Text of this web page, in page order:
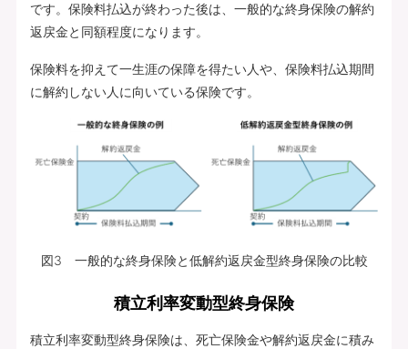
です。保険料払込が終わった後は、一般的な終身保険の解約
返戻金と同額程度になります。
保険料を抑えて一生涯の保障を得たい人や、保険料払込期間
に解約しない人に向いている保険です。
図3 一般的な終身保険と低解約返戻金型終身保険の比較
積立利率変動型終身保険
積立利率変動型終身保険は、死亡保険金や解約返戻金に積み